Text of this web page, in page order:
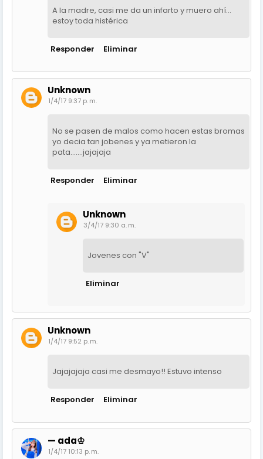
A la madre, casi me da un infarto y muero ahí...
estoy toda histérica
Responder Eliminar
Unknown
1/4/17 9:37 p. m.
No se pasen de malos como hacen estas bromas
yo decia tan jobenes y ya metieron la
pata.......jajajaja
Responder Eliminar
Unknown
3/4/17 9:30 a. m.
Jovenes con "V"
Eliminar
Unknown
1/4/17 9:52 p. m.
Jajajajaja casi me desmayo!! Estuvo intenso
Responder Eliminar
— ada♔
1/4/17 10:13 p. m.